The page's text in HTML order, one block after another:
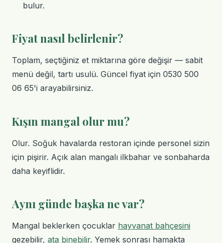
bulur.
Fiyat nasıl belirlenir?
Toplam, seçtiğiniz et miktarına göre değişir — sabit
menü değil, tartı usulü. Güncel fiyat için 0530 500
06 65'i arayabilirsiniz.
Kışın mangal olur mu?
Olur. Soğuk havalarda restoran içinde personel sizin
için pişirir. Açık alan mangalı ilkbahar ve sonbaharda
daha keyiflidir.
Aynı günde başka ne var?
Mangal beklerken çocuklar hayvanat bahçesini
gezebilir, ata binebilir. Yemek sonrası hamakta